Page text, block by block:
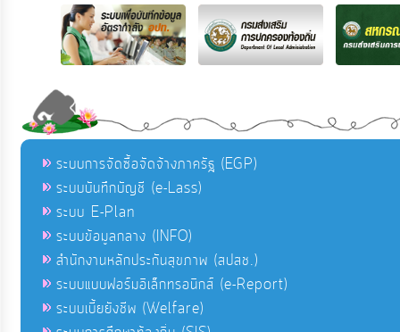
ระบบการจัดซื้อจัดจ้างภาครัฐ (EGP)
ระบบบันทึกบัญชี (e-Lass)
ระบบ E-Plan
ระบบข้อมูลกลาง (INFO)
สำนักงานหลักประกันสุขภาพ (สปสช.)
ระบบแบบฟอร์มอิเล็กทรอนิกส์ (e-Report)
ระบบเบี้ยยังชีพ (Welfare)